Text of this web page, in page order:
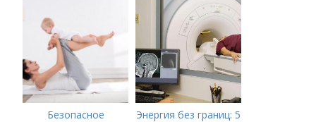
Безопасное
Энергия без границ: 5